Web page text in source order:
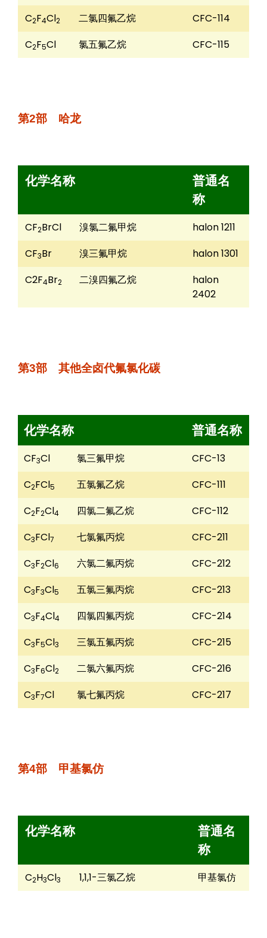
C2F4Cl2 二氯四氟乙烷
CFC-114
C2F5Cl 氯五氟乙烷 CFC-115
第2部 哈龙
化学名称
普通名
称
CF2BrCl 溴氯二氟甲烷
halon 1211
CF3Br 溴三氟甲烷
halon 1301
C2F4Br2 二溴四氟乙烷
halon
2402
第3部 其他全卤代氟氯化碳
化学名称 普通名称
CF3Cl 氯三氟甲烷
CFC-13
C2FCl5 五氯氟乙烷
CFC-111
C2F2Cl4 四氯二氟乙烷
CFC-112
C3FCl7 七氯氟丙烷
CFC-211
C3F2Cl6 六氯二氟丙烷
CFC-212
C3F3Cl5 五氯三氟丙烷
CFC-213
C3F4Cl4 四氯四氟丙烷
CFC-214
C3F5Cl3 三氯五氟丙烷
CFC-215
C3F6Cl2 二氯六氟丙烷
CFC-216
C3F7Cl 氯七氟丙烷 CFC-217
第4部 甲基氯仿
化学名称
普通名
称
C2H3Cl3 1,1,1-三氯乙烷 甲基氯仿